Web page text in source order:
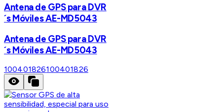
Antena de GPS para DVR
´s Móviles AE-MD5043
Antena de GPS para DVR
´s Móviles AE-MD5043
100401826100401826